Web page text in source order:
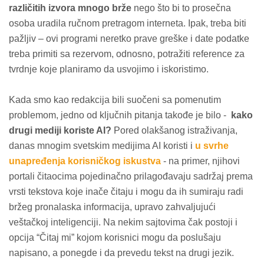
različitih izvora mnogo brže nego što bi to prosečna
osoba uradila ručnom pretragom interneta. Ipak, treba biti
pažljiv – ovi programi neretko prave greške i date podatke
treba primiti sa rezervom, odnosno, potražiti reference za
tvrdnje koje planiramo da usvojimo i iskoristimo.
Kada smo kao redakcija bili suočeni sa pomenutim
problemom, jedno od ključnih pitanja takođe je bilo -
kako
drugi mediji koriste AI? Pored olakšanog istraživanja,
danas mnogim svetskim medijima AI koristi i u svrhe
unapređenja korisničkog iskustva - na primer, njihovi
portali čitaocima pojedinačno prilagođavaju sadržaj prema
vrsti tekstova koje inače čitaju i mogu da ih sumiraju radi
bržeg pronalaska informacija, upravo zahvaljujući
veštačkoj inteligenciji. Na nekim sajtovima čak postoji i
opcija “Čitaj mi” kojom korisnici mogu da poslušaju
napisano, a ponegde i da prevedu tekst na drugi jezik.